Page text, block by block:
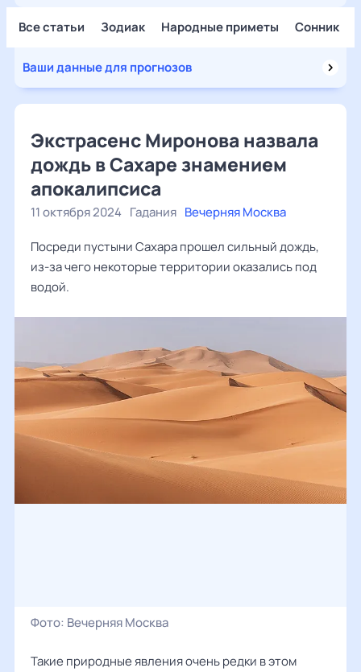
Все статьи Зодиак Народные приметы Сонник
Ваши данные для прогнозов
Экстрасенс Миронова назвала
дождь в Сахаре знамением
апокалипсиса
11 октября 2024 Гадания Вечерняя Москва
Посреди пустыни Сахара прошел сильный дождь,
из-за чего некоторые территории оказались под
водой.
Фото: Вечерняя Москва
Такие природные явления очень редки в этом